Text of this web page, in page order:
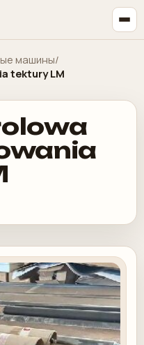
машины/
tektury LM